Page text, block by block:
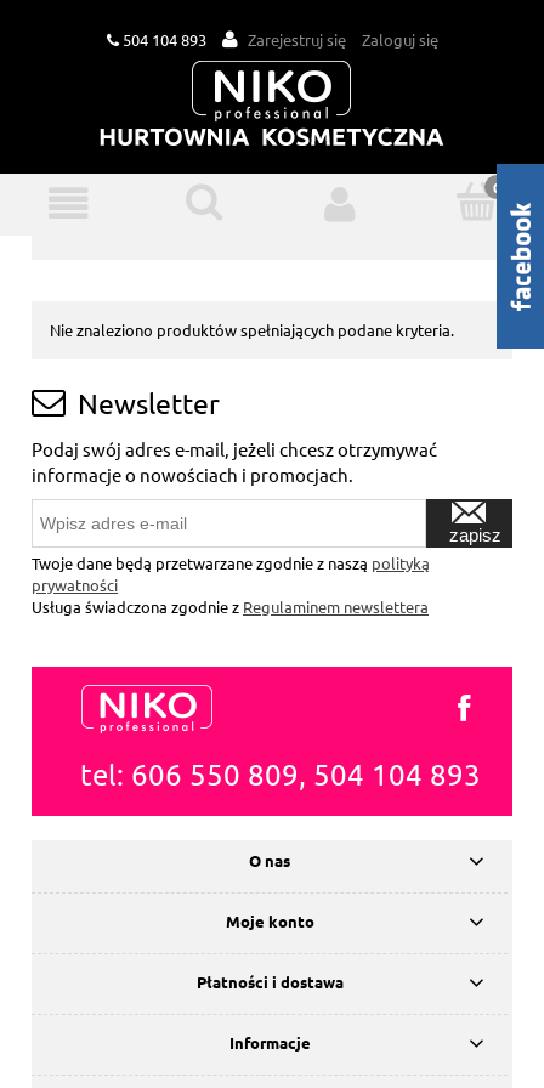
504 104 893 Zarejestruj się Zaloguj się
Nie znaleziono produktów spełniających podane kryteria.
Newsletter
Podaj swój adres e-mail, jeżeli chcesz otrzymywać
informacje o nowościach i promocjach.
zapisz
Twoje dane będą przetwarzane zgodnie z naszą polityką
prywatności
Usługa świadczona zgodnie z Regulaminem newslettera
tel: 606 550 809, 504 104 893
O nas
Moje konto
Płatności i dostawa
Informacje